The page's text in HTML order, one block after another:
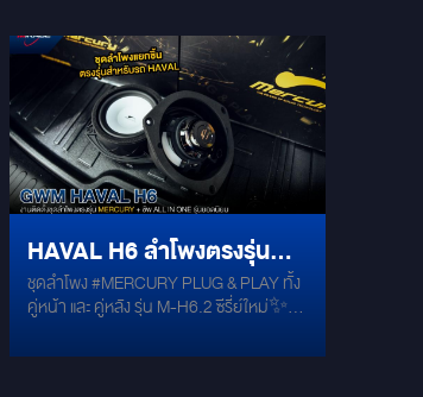
ละเอียดการอัปเกรดสุดพิเศษ: Mercury M-
H6.2: ชุดลำโพงแยกชิ้นคุณภาพสูงที่
ออกแบบมาให้เข้ากับอะคูสติกของ HAVAL
โดยเฉพาะ ให้เสียงที่ใส เคลียร์ และมีมิติ
MERCURY GOLD Damp: 4 แผ่น เสริม
ความเงียบด้วยการแดมป์ประตู เพื่อรีด
คุณภาพเสียงลำโพงให้ออกมาดีที่สุด และลด
เสียงรบกวนจากภายนอก Plug & Play
การตัดต่อสายไฟ รักษามาตรฐานเดิมของ
ตัวรถไว้อย่างสมบูรณ์
HAVAL H6 ลำโพงตรงรุ่น
MERCURY M-H6.2
ชุดลำโพง #MERCURY PLUG & PLAY ทั้ง
คู่หน้า และ คู่หลัง รุ่น M-H6.2 ซีรี่ย์ใหม่✨
เดิมได้เลย